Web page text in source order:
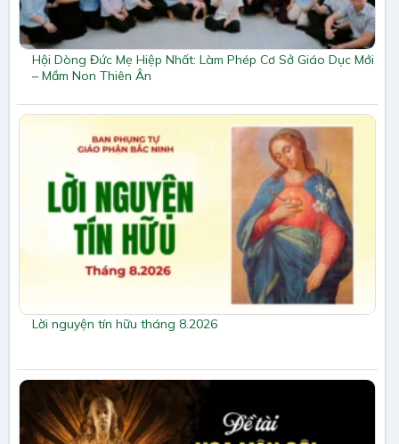
Hội Dòng Đức Mẹ Hiệp Nhất: Làm Phép Cơ Sở Giáo Dục Mới
– Mầm Non Thiên Ân
Lời nguyện tín hữu tháng 8.2026